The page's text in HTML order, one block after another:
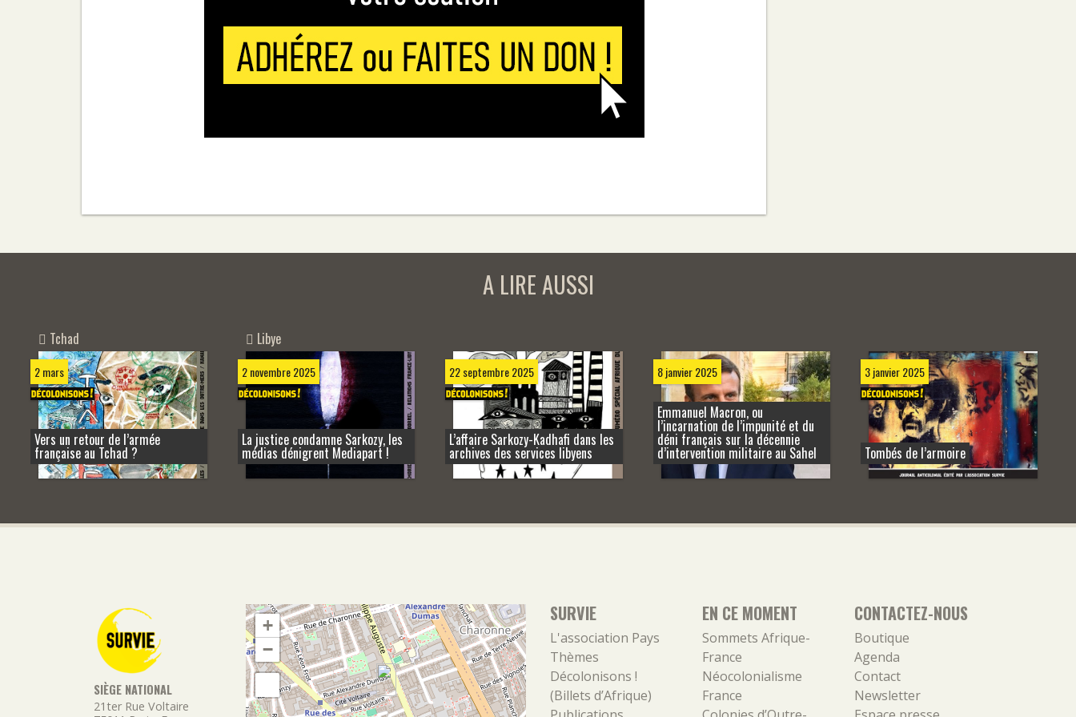
A LIRE AUSSI
Tchad
2 mars
Vers un retour de l’armée
française au Tchad ?
Libye
2 novembre 2025
La justice condamne Sarkozy, les
médias dénigrent Mediapart !
22 septembre 2025
L’affaire Sarkozy-Kadhafi dans les
archives des services libyens
8 janvier 2025
Emmanuel Macron, ou
l’incarnation de l’impunité et du
déni français sur la décennie
d’intervention militaire au Sahel
3 janvier 2025
Tombés de l’armoire
SIÈGE NATIONAL
21ter Rue Voltaire
+
−
SURVIE
L'association Pays
Thèmes
Décolonisons !
(Billets d’Afrique)
EN CE MOMENT
Sommets Afrique-
France
Néocolonialisme
France
CONTACTEZ-NOUS
Boutique
Agenda
Contact
Newsletter